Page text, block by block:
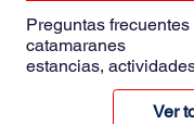
Preguntas
catamaranes
estancias,
Ver